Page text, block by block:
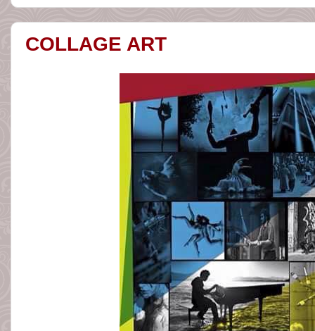
COLLAGE ART